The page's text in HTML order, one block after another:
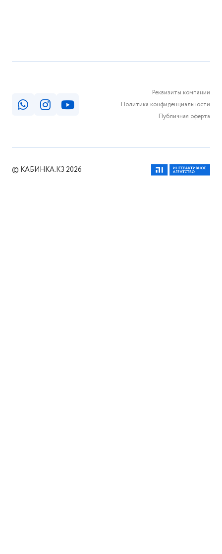
Реквизиты компании
Политика конфиденциальности
Публичная оферта
© КАБИНКА.КЗ 2026